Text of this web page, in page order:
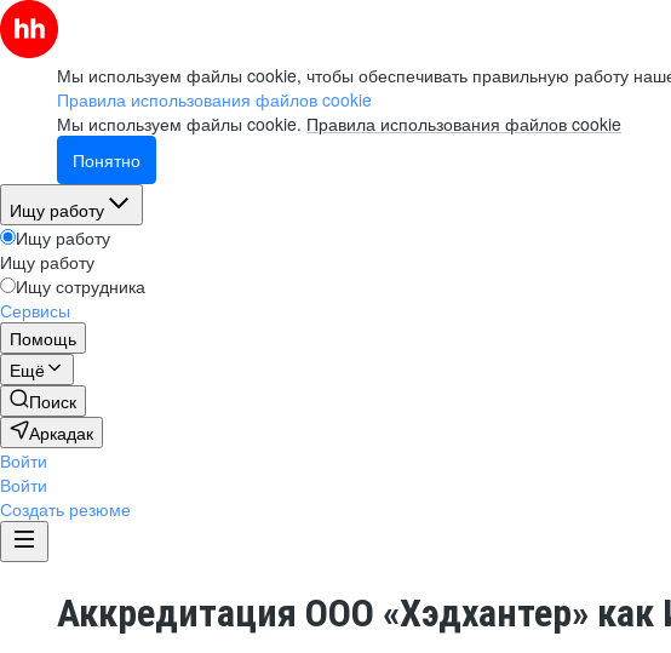
Мы используем файлы cookie, чтобы обеспечивать правильную работу
Правила использования файлов cookie
Мы используем файлы cookie. Правила использования файлов cookie
Понятно
Ищу работу
Ищу работу
Ищу работу
Ищу сотрудника
Сервисы
Помощь
Ещё
Поиск
Аркадак
Войти
Войти
Создать резюме
Аккредитация ООО «Хэдхантер»